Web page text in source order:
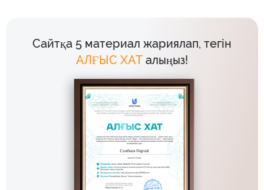
Сайтқа 5 материал жариялап, тегін
АЛҒЫС ХАТ алыңыз!